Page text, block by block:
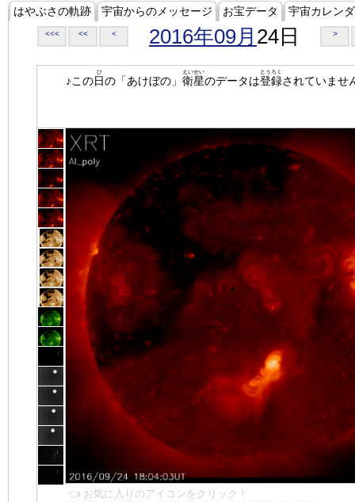
はやぶさの軌跡 宇宙からのメッセージ お宝データ 宇宙カレン
<<< << < 2016年09月 24日 >
♪この日
ひ
の「あけぼの」 衛星
えいせい
のデータは登録
とうろく
されていませ
👈 お気に入りのアイコンをクリック！